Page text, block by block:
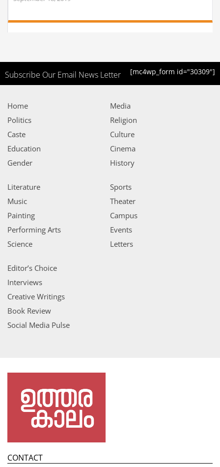
Subscribe Our Email News Letter [mc4wp_form id="30309"]
Home
Politics
Caste
Education
Gender
Media
Religion
Culture
Cinema
History
Literature
Music
Painting
Performing Arts
Science
Sports
Theater
Campus
Events
Letters
Editor’s Choice
Interviews
Creative Writings
Book Review
Social Media Pulse
CONTACT